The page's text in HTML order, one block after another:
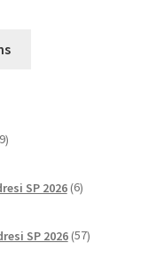
izberete
strani
izdelkov
SP 2026 6izdelkov
SP 2026 57izdelkov